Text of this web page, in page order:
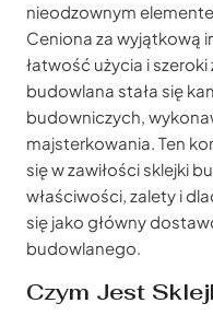
nieodzownym
Ceniona za wyjątkową
łatwość użycia i
budowlana stała się
budowniczych,
majsterkowania. Ten
się w zawiłości sklejki
właściwości, zalety i
się jako główny
budowlanego.
Czym Jest